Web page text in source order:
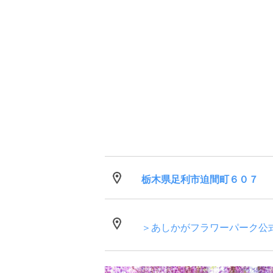
栃木県足利市迫間町６０７
＞あしかがフラワーパーク公